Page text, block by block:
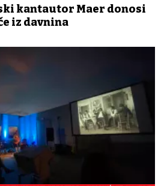
kantautor Maer donosi
iz davnina